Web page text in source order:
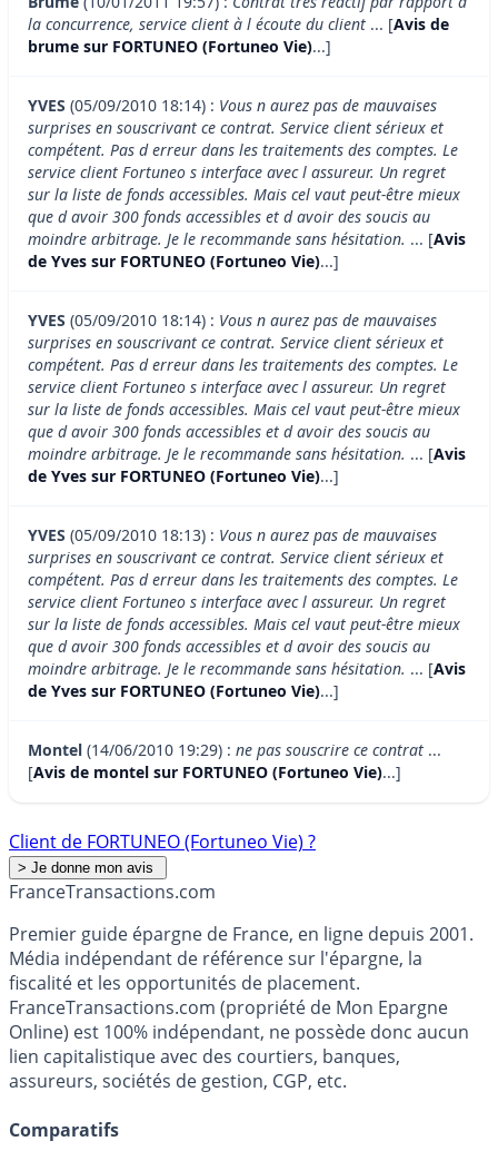
la concurrence, service client à l écoute du client ... [Avis de
brume sur FORTUNEO (Fortuneo Vie)...]
YVES (05/09/2010 18:14) : Vous n aurez pas de mauvaises
surprises en souscrivant ce contrat. Service client sérieux et
compétent. Pas d erreur dans les traitements des comptes. Le
service client Fortuneo s interface avec l assureur. Un regret
sur la liste de fonds accessibles. Mais cel vaut peut-être mieux
que d avoir 300 fonds accessibles et d avoir des soucis au
moindre arbitrage. Je le recommande sans hésitation. ... [Avis
de Yves sur FORTUNEO (Fortuneo Vie)...]
YVES (05/09/2010 18:14) : Vous n aurez pas de mauvaises
surprises en souscrivant ce contrat. Service client sérieux et
compétent. Pas d erreur dans les traitements des comptes. Le
service client Fortuneo s interface avec l assureur. Un regret
sur la liste de fonds accessibles. Mais cel vaut peut-être mieux
que d avoir 300 fonds accessibles et d avoir des soucis au
moindre arbitrage. Je le recommande sans hésitation. ... [Avis
de Yves sur FORTUNEO (Fortuneo Vie)...]
YVES (05/09/2010 18:13) : Vous n aurez pas de mauvaises
surprises en souscrivant ce contrat. Service client sérieux et
compétent. Pas d erreur dans les traitements des comptes. Le
service client Fortuneo s interface avec l assureur. Un regret
sur la liste de fonds accessibles. Mais cel vaut peut-être mieux
que d avoir 300 fonds accessibles et d avoir des soucis au
moindre arbitrage. Je le recommande sans hésitation. ... [Avis
de Yves sur FORTUNEO (Fortuneo Vie)...]
Montel (14/06/2010 19:29) : ne pas souscrire ce contrat ...
[Avis de montel sur FORTUNEO (Fortuneo Vie)...]
Client de FORTUNEO (Fortuneo Vie) ?
FranceTransactions.com
Premier guide épargne de France, en ligne depuis 2001.
Média indépendant de référence sur l'épargne, la
fiscalité et les opportunités de placement.
FranceTransactions.com (propriété de Mon Epargne
Online) est 100% indépendant, ne possède donc aucun
lien capitalistique avec des courtiers, banques,
assureurs, sociétés de gestion, CGP, etc.
Comparatifs